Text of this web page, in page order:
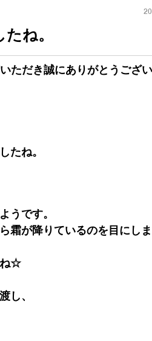
ね。
ただき誠にありがとうござ
たね。
うです。
霜が降りているのを目にしま
ね☆
し、